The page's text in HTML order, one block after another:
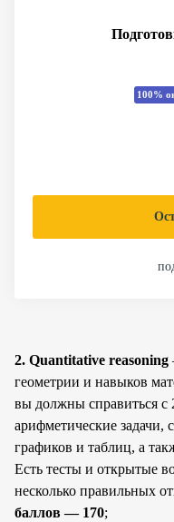
100%
2. Quantitative reasoning
геометрии и навыков
вы должны справиться с
арифметические задачи,
графиков и таблиц, а
Есть тесты и открытые
несколько правильных
баллов — 170;